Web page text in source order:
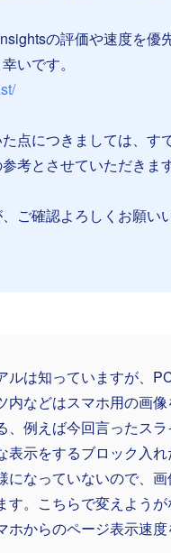
の評価や速度を優
いです。
点につきましては、
考とさせていただきます
ご確認よろしくお願い
ルは知っていますが、
内などはスマホ用の画
、例えば今回言ったス
表示をするブロック入
になっていないので、
す。こちらで変えよう
ホからのページ表示速